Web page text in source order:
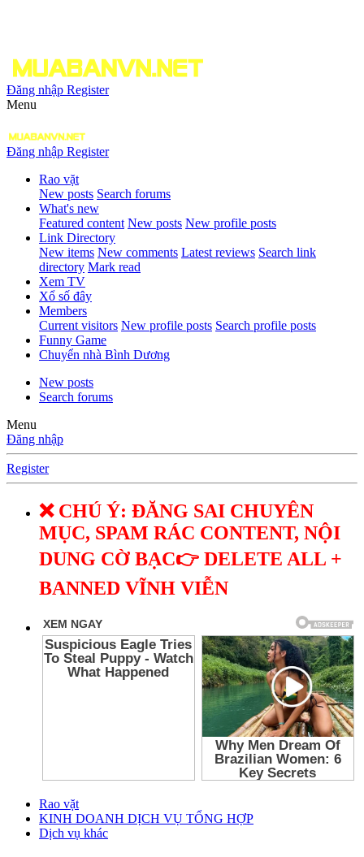
Đăng nhập Register
Menu
Đăng nhập Register
Rao vặt
New posts Search forums
What's new
Featured content New posts New profile posts
Link Directory
New items New comments Latest reviews Search link
directory Mark read
Xem TV
Xổ số đây
Members
Current visitors New profile posts Search profile posts
Funny Game
Chuyển nhà Bình Dương
New posts
Search forums
Menu
Đăng nhập
Register
❌ CHÚ Ý: ĐĂNG SAI CHUYÊN
MỤC, SPAM RÁC CONTENT, NỘI
DUNG CỜ BẠC👉 DELETE ALL +
BANNED VĨNH VIỄN
Rao vặt
KINH DOANH DỊCH VỤ TỔNG HỢP
Dịch vụ khác